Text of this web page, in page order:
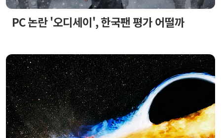
PC 논란 '오디세이', 한국팬 평가 어떨까